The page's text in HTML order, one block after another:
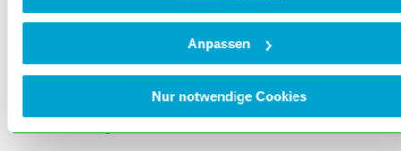
Anpassen
Nur notwendige Cookies
Abbildung 8 a bis d: Klinische Aufnahmen fünf Jahre postoperativ: reizlose Narben
streck- (a) und beugeseits (b); gute Streckung (c) und Beugung (d) des